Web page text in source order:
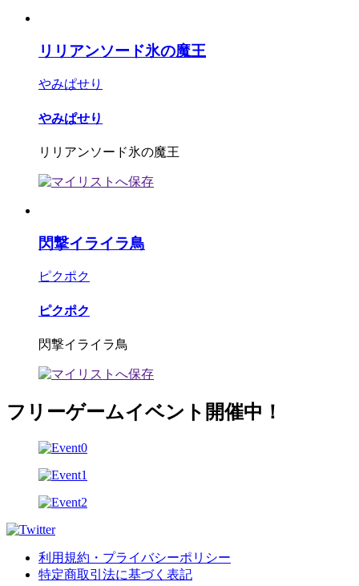
リリアンソード氷の魔王
やみぱせり
やみぱせり
リリアンソード氷の魔王
閃撃イライラ鳥
ピクポク
ピクポク
閃撃イライラ鳥
フリーゲームイベント開催中！
利用規約・プライバシーポリシー
特定商取引法に基づく表記